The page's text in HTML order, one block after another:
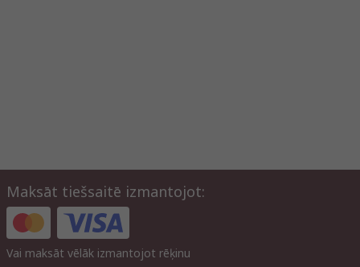
Maksāt tiešsaitē izmantojot:
Vai maksāt vēlāk izmantojot rēķinu